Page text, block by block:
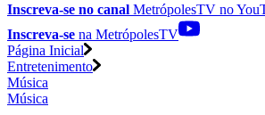
Inscreva-se no canal MetrópolesTV no
Inscreva-se na MetrópolesTV
Página Inicial
Entretenimento
Música
Música